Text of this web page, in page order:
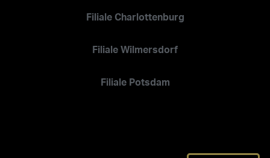
Filiale Charlottenburg
Filiale Wilmersdorf
Filiale Potsdam